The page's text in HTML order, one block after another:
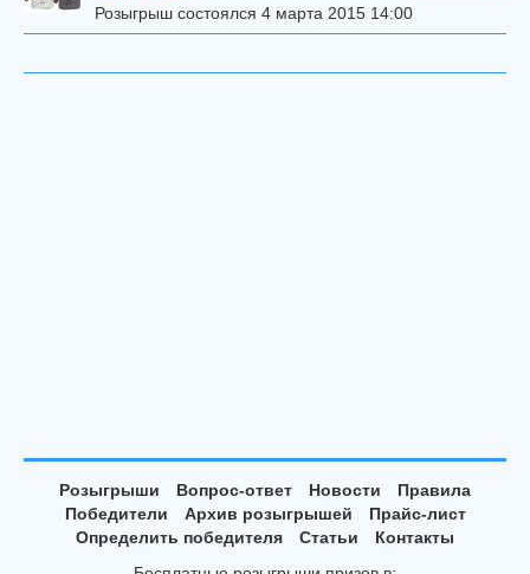
Розыгрыш состоялся 4 марта 2015 14:00
Розыгрыши Вопрос-ответ Новости
Правила
Победители
Архив розыгрышей
Прайс-лист
Определить победителя
Статьи
Контакты